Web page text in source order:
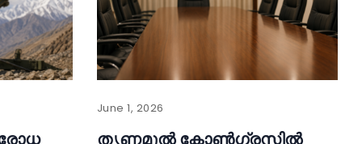
June 1, 2026
തൃണമൂൽ കോൺഗ്രസിൽ